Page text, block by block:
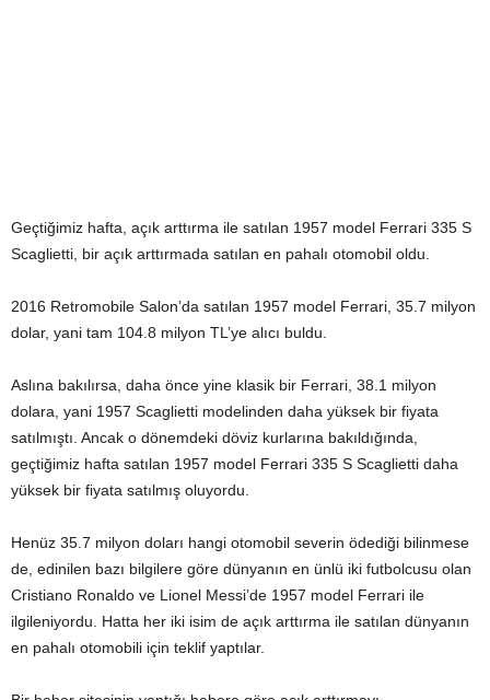
Geçtiğimiz hafta, açık arttırma ile satılan 1957 model Ferrari 335 S
Scaglietti, bir açık arttırmada satılan en pahalı otomobil oldu.
2016 Retromobile Salon’da satılan 1957 model Ferrari, 35.7 milyon
dolar, yani tam 104.8 milyon TL’ye alıcı buldu.
Aslına bakılırsa, daha önce yine klasik bir Ferrari, 38.1 milyon
dolara, yani 1957 Scaglietti modelinden daha yüksek bir fiyata
satılmıştı. Ancak o dönemdeki döviz kurlarına bakıldığında,
geçtiğimiz hafta satılan 1957 model Ferrari 335 S Scaglietti daha
yüksek bir fiyata satılmış oluyordu.
Henüz 35.7 milyon doları hangi otomobil severin ödediği bilinmese
de, edinilen bazı bilgilere göre dünyanın en ünlü iki futbolcusu olan
Cristiano Ronaldo ve Lionel Messi’de 1957 model Ferrari ile
ilgileniyordu. Hatta her iki isim de açık arttırma ile satılan dünyanın
en pahalı otomobili için teklif yaptılar.